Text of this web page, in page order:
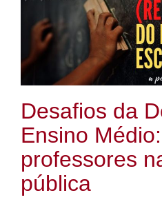
Desafios da
Ensino
professores
pública